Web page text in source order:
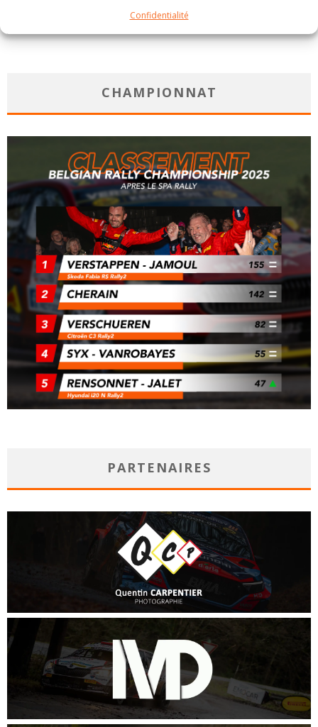
Confidentialité
CHAMPIONNAT
PARTENAIRES